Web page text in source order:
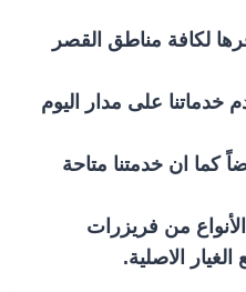
لكافة مناطق القصر
على مدار اليوم
كما ان خدمتنا متاحة
من فريزرات
الاصلية.